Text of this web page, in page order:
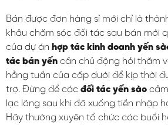
Bán được đơn hàng sỉ mới chỉ là
khâu chăm sóc đối tác sau bán mới
của dự án hợp tác kinh doanh yến
tác bán yến cần chủ động hỏi thăm
hằng tuần của cấp dưới để kịp thời
trợ. Đừng để các đối tác yến sào
lạc lõng sau khi đã xuống tiền nhập
Hãy thường xuyên tổ chức các buổi